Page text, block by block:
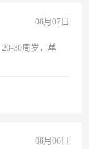
08月07日
30周岁，单
08月06日